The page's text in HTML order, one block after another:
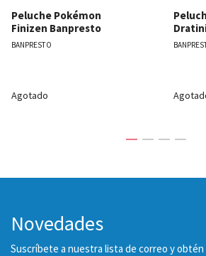
Peluche Pokémon
Finizen Banpresto
BANPRESTO
Agotado
Novedades
Suscríbete a nuestra lista de correo y